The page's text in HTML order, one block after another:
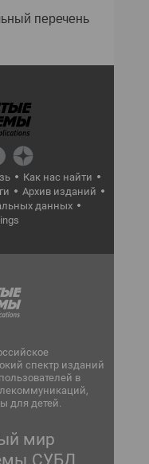
перечень
Как нас найти
Архив изданий
данных
спектр изданий
в
для детей.
мир